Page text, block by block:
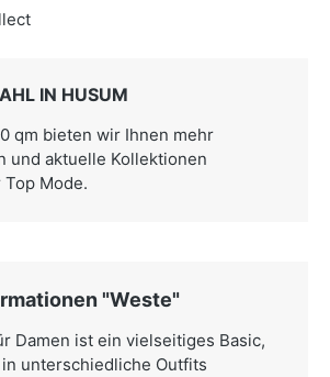
IN HUSUM
qm bieten wir Ihnen mehr
und aktuelle Kollektionen
Mode.
"Weste"
Damen ist ein vielseitiges Basic,
unterschiedliche Outfits